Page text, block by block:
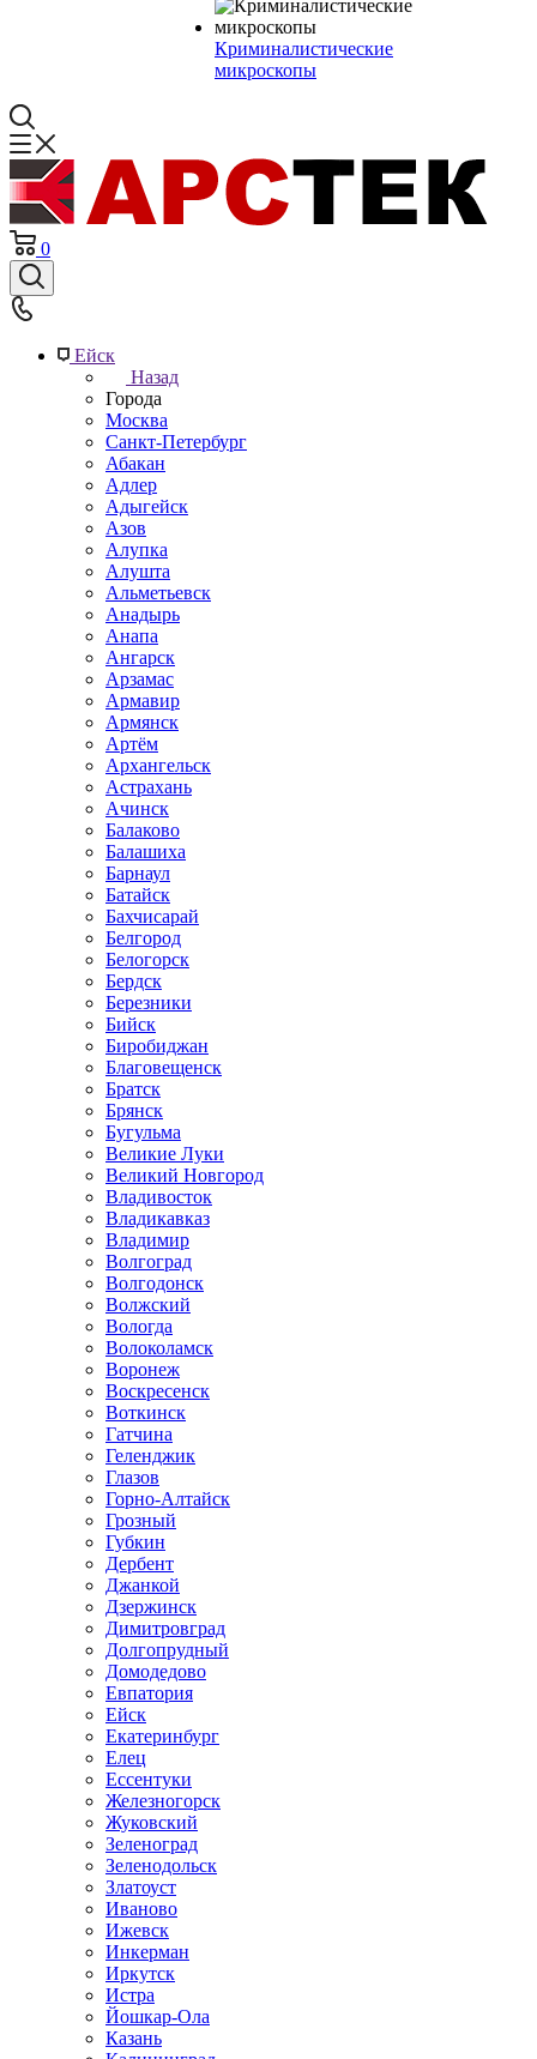
Криминалистические
микроскопы
0
Ейск
Назад
Города
Москва
Санкт-Петербург
Абакан
Адлер
Адыгейск
Азов
Алупка
Алушта
Альметьевск
Анадырь
Анапа
Ангарск
Арзамас
Армавир
Армянск
Артём
Архангельск
Астрахань
Ачинск
Балаково
Балашиха
Барнаул
Батайск
Бахчисарай
Белгород
Белогорск
Бердск
Березники
Бийск
Биробиджан
Благовещенск
Братск
Брянск
Бугульма
Великие Луки
Великий Новгород
Владивосток
Владикавказ
Владимир
Волгоград
Волгодонск
Волжский
Вологда
Волоколамск
Воронеж
Воскресенск
Воткинск
Гатчина
Геленджик
Глазов
Горно-Алтайск
Грозный
Губкин
Дербент
Джанкой
Дзержинск
Димитровград
Долгопрудный
Домодедово
Евпатория
Ейск
Екатеринбург
Елец
Ессентуки
Железногорск
Жуковский
Зеленоград
Зеленодольск
Златоуст
Иваново
Ижевск
Инкерман
Иркутск
Истра
Йошкар-Ола
Казань